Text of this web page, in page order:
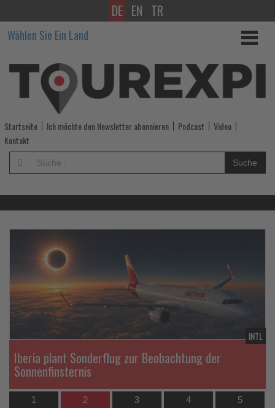
Wissen,
was
im
Tourismus
los
ist!
Wissen,
was
Tourismus
los
ist!
DE EN TR
Wählen Sie Ein Land
Startseite Ich möchte den Newsletter abonnieren Podcast
Video
Kontakt
Suche
Nachrichten
Iberia plant Sonderflug zur Beobachtung der
Sonnenfinsternis
INTL
1 2 3 4 5